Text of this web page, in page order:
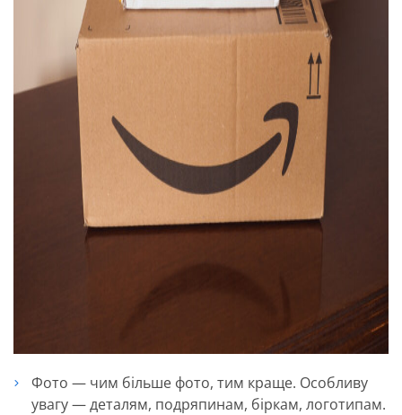
Фото — чим більше фото, тим краще. Особливу
увагу — деталям, подряпинам, біркам, логотипам.